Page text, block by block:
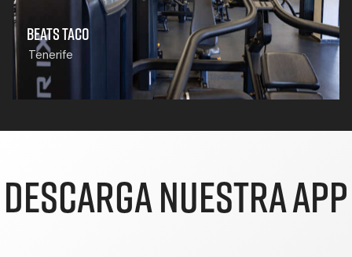
BEATS TACO
Tenerife
DESCARGA NUESTRA APP